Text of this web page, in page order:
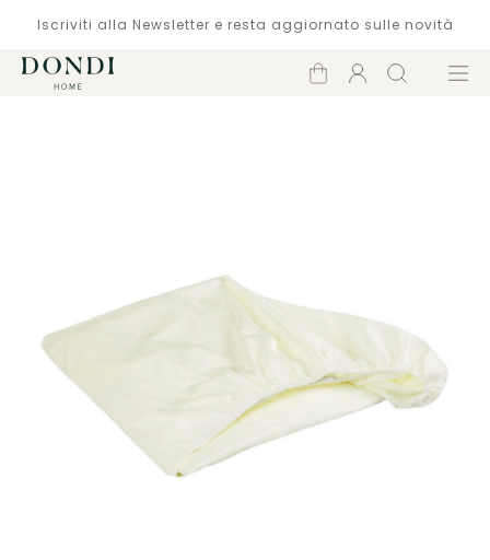
Iscriviti alla Newsletter e resta aggiornato sulle novità
Carrello
Account
Cerca Menù